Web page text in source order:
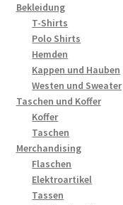
Bekleidung
T-Shirts
Polo Shirts
Hemden
Kappen und Hauben
Westen und Sweater
Taschen und Koffer
Koffer
Taschen
Merchandising
Flaschen
Elektroartikel
Tassen